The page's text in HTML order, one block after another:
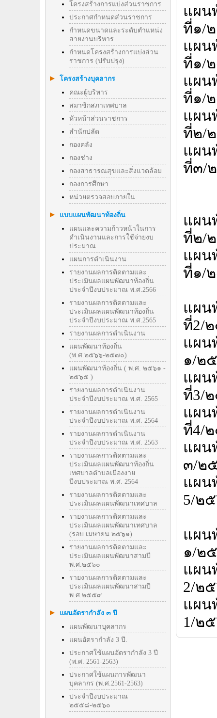
โครงสร้างการแบ่งส่วนราชการ
ประกาศกำหนดส่วนราชการ
กำหนดขนาดและระดับตำแหน่ง
สายงานบริหาร
กำหนดโครงสร้างการแบ่งส่วน
ราชการ (ปรับปรุง)
โครงสร้างบุคลากร
คณะผู้บริหาร
สมาชิกสภาเทศบาล
หัวหน้าส่วนราชการ
สำนักปลัด
กองคลัง
กองช่าง
กองสาธารณสุขและสิ่งแวดล้อม
กองการศึกษา
หน่วยตรวจสอบภายใน
แบบแผนพัฒนาท้องถิ่น
แผนและความก้าวหน้าในการ
ดำเนินงานและการใช้จ่ายงบ
ประมาณ
แผนการดำเนินงาน
รายงานผลการติดตามและ
ประเมินผลแผนพัฒนาท้องถิ่น
ประจำปีงบประมาณ พ.ศ.2566
รายงานผลการติดตามและ
ประเมินผลแผนพัฒนาท้องถิ่น
ประจำปีงบประมาณ พ.ศ.2565
รายงานผลการดำเนินงาน
แผนพัฒนาท้องถิ่น
(พ.ศ.๒๕๖๖-๒๕๗๐)
แผนพัฒนาท้องถิ่น ( พ.ศ. ๒๕๖๑ -
๒๕๖๕ )
รายงานผลการดำเนินงาน
ประจำปีงบประมาณ พ.ศ. 2565
รายงานผลการดำเนินงาน
ประจำปีงบประมาณ พ.ศ. 2564
รายงานผลการดำเนินงาน
ประจำปีงบประมาณ พ.ศ. 2563
รายงานผลการติดตามและ
ประเมินผลแผนพัฒนาท้องถิ่น
เทศบาลตำบลเมืองงาย
ปีงบประมาณ พ.ศ. 2564
รายงานผลการติดตามและ
ประเมินผลแผนพัฒนาเทศบาล
รายงานผลการติดตามและ
ประเมินผลแผนพัฒนาเทศบาล
(รอบ เมษายน ๒๕๖๑)
รายงานผลการติดตามและ
ประเมินผลแผนพัฒนาสามปี
พ.ศ.๒๕๖๐
รายงานผลการติดตามและ
ประเมินผลแผนพัฒนาสามปี
พ.ศ.๒๕๕๙
แผนอัตรากำลัง ๓ ปี
แผนพัฒนาบุคลากร
แผนอัตรากำลัง 3 ปี.
ประกาศใช้แผนอัตรากำลัง 3 ปี
(พ.ศ. 2561-2563)
ประกาศใช้แผนการพัฒนา
บุคลากร (พ.ศ.2561-2563)
ประจำปีงบประมาณ
๒๕๕๘-๒๕๖๐
แผ
ที่๑/
แผ
ที่๑/
แผ
ที่๑/
แผ
ที่๒/
แผ
ที่๓/
แผ
ที่๒/
แผ
ที่๑/
แผ
ที่2/
แผ
๑/๒
แผ
ที่3/
แผ
ที่4/
แผ
๓/๒
แผ
5/๒
แผ
๑/๒
แผ
2/๒
แผ
1/๒